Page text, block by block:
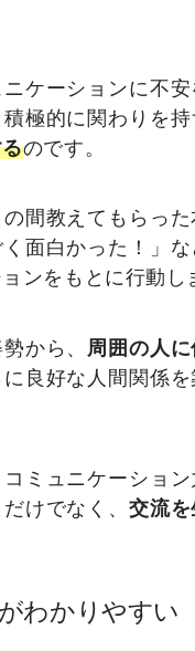
ニケーションに不
極的に関わりを
のです。
間教えてもらっ
面白かった！」
ンをもとに行動し
から、 周囲の人
良好な人間関係
ミュニケーション
けでなく、 交流
わかりやすい